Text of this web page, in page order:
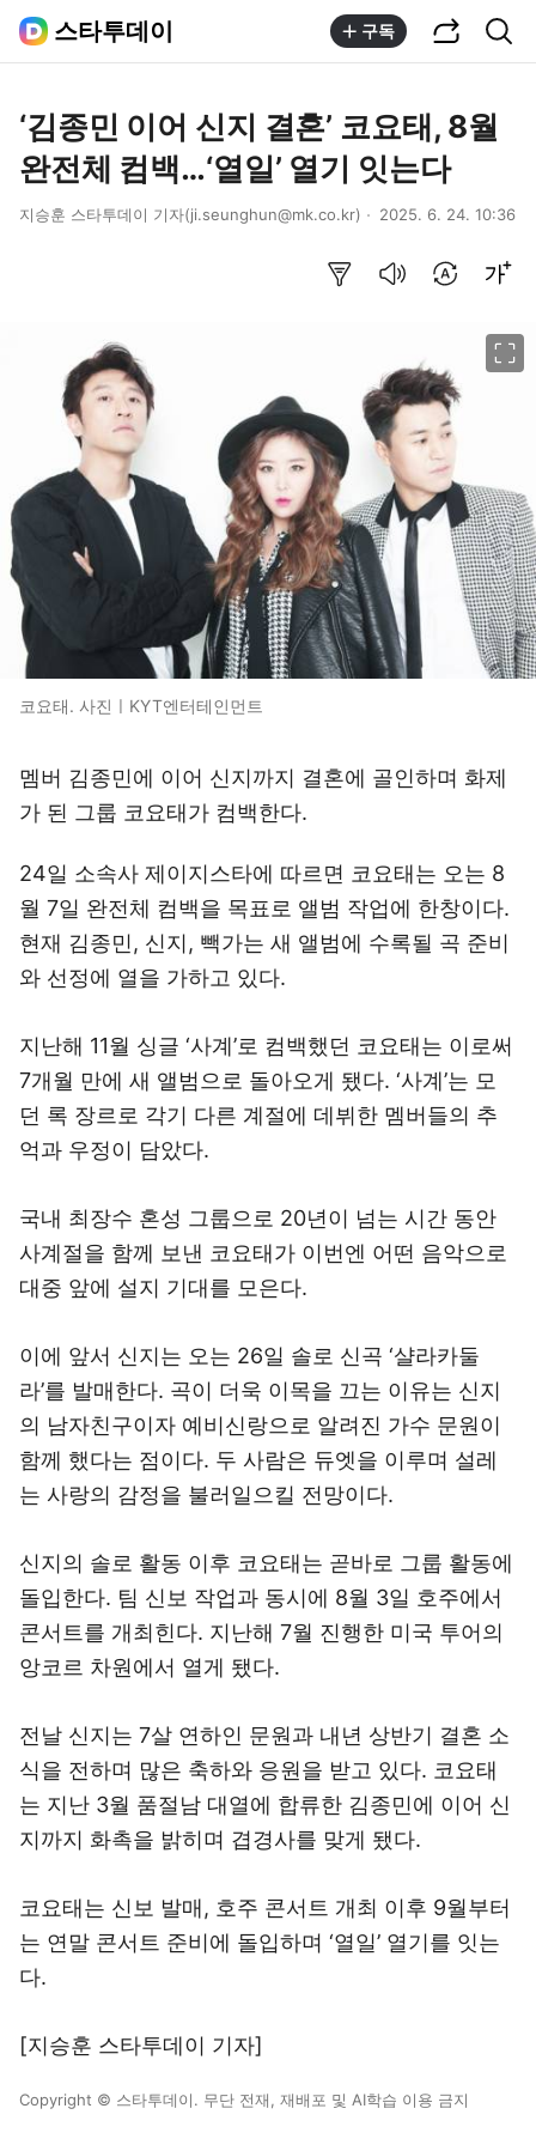
스타투데이 구독
‘김종민 이어 신지 결혼’ 코요태, 8월
완전체 컴백…‘열일’ 열기 잇는다
지승훈 스타투데이 기자(ji.seunghun@mk.co.kr) 2025. 6. 24. 10:36
코요태. 사진ㅣKYT엔터테인먼트
멤버 김종민에 이어 신지까지 결혼에 골인하며 화제
가 된 그룹 코요태가 컴백한다.
24일 소속사 제이지스타에 따르면 코요태는 오는 8
월 7일 완전체 컴백을 목표로 앨범 작업에 한창이다.
현재 김종민, 신지, 빽가는 새 앨범에 수록될 곡 준비
와 선정에 열을 가하고 있다.
지난해 11월 싱글 ‘사계’로 컴백했던 코요태는 이로써
7개월 만에 새 앨범으로 돌아오게 됐다. ‘사계’는 모
던 록 장르로 각기 다른 계절에 데뷔한 멤버들의 추
억과 우정이 담았다.
국내 최장수 혼성 그룹으로 20년이 넘는 시간 동안
사계절을 함께 보낸 코요태가 이번엔 어떤 음악으로
대중 앞에 설지 기대를 모은다.
이에 앞서 신지는 오는 26일 솔로 신곡 ‘샬라카둘
라’를 발매한다. 곡이 더욱 이목을 끄는 이유는 신지
의 남자친구이자 예비신랑으로 알려진 가수 문원이
함께 했다는 점이다. 두 사람은 듀엣을 이루며 설레
는 사랑의 감정을 불러일으킬 전망이다.
신지의 솔로 활동 이후 코요태는 곧바로 그룹 활동에
돌입한다. 팀 신보 작업과 동시에 8월 3일 호주에서
콘서트를 개최힌다. 지난해 7월 진행한 미국 투어의
앙코르 차원에서 열게 됐다.
전날 신지는 7살 연하인 문원과 내년 상반기 결혼 소
식을 전하며 많은 축하와 응원을 받고 있다. 코요태
는 지난 3월 품절남 대열에 합류한 김종민에 이어 신
지까지 화촉을 밝히며 겹경사를 맞게 됐다.
코요태는 신보 발매, 호주 콘서트 개최 이후 9월부터
는 연말 콘서트 준비에 돌입하며 ‘열일’ 열기를 잇는
다.
[지승훈 스타투데이 기자]
Copyright © 스타투데이. 무단 전재, 재배포 및 AI학습 이용 금지